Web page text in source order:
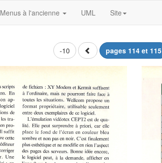
Menus à l'ancienne UML Site
-10 pages 114 et 115